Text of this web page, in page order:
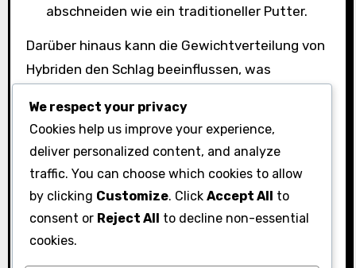
abschneiden wie ein traditioneller Putter.
Darüber hinaus kann die Gewichtverteilung von
Hybriden den Schlag beeinflussen, was
passt. Es ist wichtig,mit einem
um seine einzigartigen Eigenschaften zu
verlässt.
Nutzerberichte zur Leistung
von Hybrid-Schlägern
We respect your privacy
Cookies help us improve your experience,
deliver personalized content, and analyze
traffic. You can choose which cookies to allow
by clicking Customize. Click Accept All to
consent or Reject All to decline non-essential
cookies.